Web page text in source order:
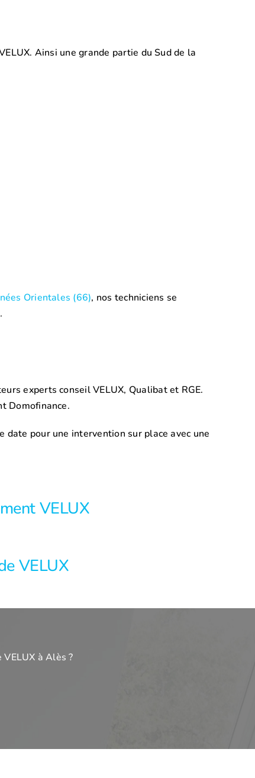
Ainsi une grande partie du Sud de la
Orientales (66), nos techniciens se
experts conseil VELUX, Qualibat et RGE.
Domofinance.
date pour une intervention sur place avec une
VELUX
VELUX
à Alès ?